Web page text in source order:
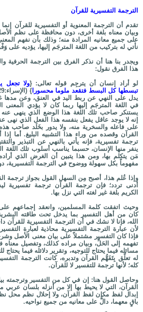
الترجمة التفسيرية للقرآن
تقدم أن الترجمة المعنوية أو التفسيرية للقرآن
وبيان معناه بلغة أخرى، دون محافظة على نظم
على جميع معانيه المرادة منه؛ وذلك بأن نفهم
نأتي له بتركيب من اللغة المترجَم إليها، يؤديه
ويجدر بنا هنا أن نذكر الفرق بين الترجمة الحرفية
هذا الفرق نقول:
لو أراد إنسان أن يترجِم قوله تعالى: {ولا تجعل
تبسطها كل البسط فتقعد ملوما محسورا
يدل على النهي عن ربط اليد في العنق، وعن مدها
في اللغة المترجَم إليها ربما كان لا يؤدي
يستنكر صاحب تلك اللغة هذا الوضع الذي ينهى
إنه لا يوجد عاقل يفعل بنفسه هذا الفعل الذي نهى
على فاعله والسخرية منه، ولا يدور بخَلَد صاحب هذه
القرآن وقصده من وراء هذا التشبيه البليغ. أما
ترجمة تفسيرية، فإنه يأتي بالنهي عن التبذير
ينفر منها الإنسان، حسبما يناسب أسلوب تلك اللغة
مَن يتكلم بها، ومن هذا يتبين أن الغرض الذي
مفهوماً بكل سهولة ووضوح في الترجمة التفسيرية،
وإذا عُلم هذا، أصبح مِن السهل القول بجواز ترجمة
أدنى تردد؛ فإن ترجمة القرآن ترجمة
الكريم بلغة غير لغته التي نزل بها.
وحيث اتفقت كلمة المسلمين، وانعقد إجماعهم
كان من أهل التفسير بما يدخل تحت طاقته
الله، فإنا لا نشك في أن الترجمة التفسيرية للقرآن
لأن عبارة الترجمة التفسيرية محاذية لعبارة
فإذا كان التفسير مشتملاً على بيان معنى الأصل
تفهمه إلى الحَلِّ، وبيان مراده كذلك، وتفصيل معناه
مسائله فيما يحتاج للتوجيه، وتقرير دلائله فيما
له تعلّق بِتَفَهُّم القرآن وتدبره، كانت الترجمة
كله؛ لأنها ترجمة للتفسير لا للقرآن.
وحاصل القول هنا: إن في كل من التفسير وترجمته
القرآن، التي لا يحيط بها إلا من أنزله بلسان
إبدال لفظ مكان لفظ القرآن، ولا إحلال نظم محل
باقٍ معهما، دالٌّ على معانيه من جميع نواحيه.